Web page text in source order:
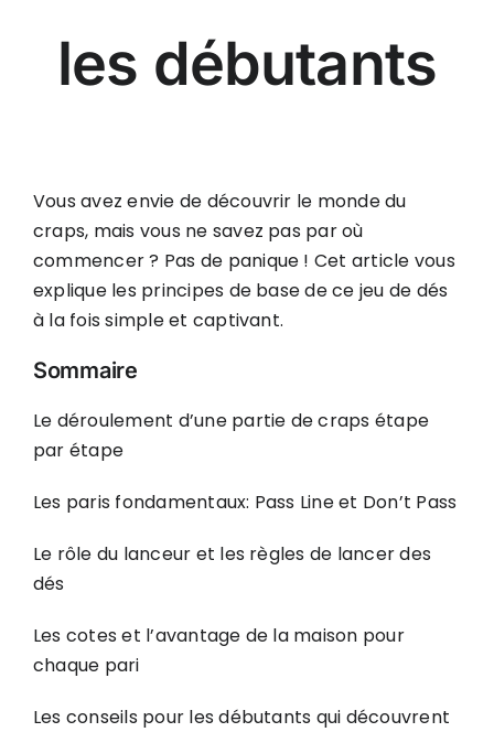
les débutants
Vous avez envie de découvrir le monde du
craps, mais vous ne savez pas par où
commencer ? Pas de panique ! Cet article vous
explique les principes de base de ce jeu de dés
à la fois simple et captivant.
Sommaire
Le déroulement d’une partie de craps étape
par étape
Les paris fondamentaux: Pass Line et Don’t Pass
Le rôle du lanceur et les règles de lancer des
dés
Les cotes et l’avantage de la maison pour
chaque pari
Les conseils pour les débutants qui découvrent